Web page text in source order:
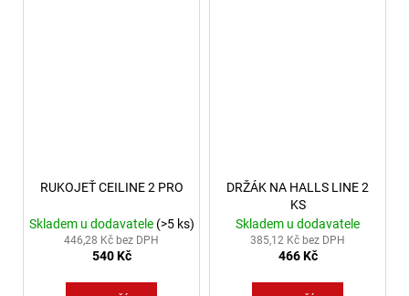
RUKOJEŤ CEILINE 2 PRO
Skladem u dodavatele (>5 ks)
446,28 Kč bez DPH
540 Kč
DRŽÁK NA HALLS LINE 2
KS
Skladem u dodavatele
385,12 Kč bez DPH
466 Kč